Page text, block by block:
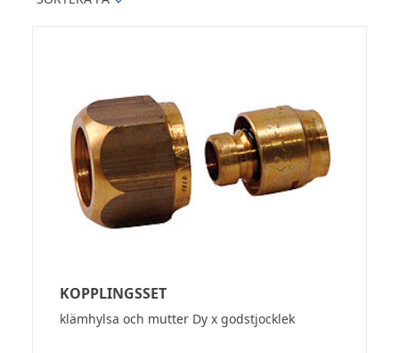
KOPPLINGSSET
klämhylsa och mutter Dy x godstjocklek